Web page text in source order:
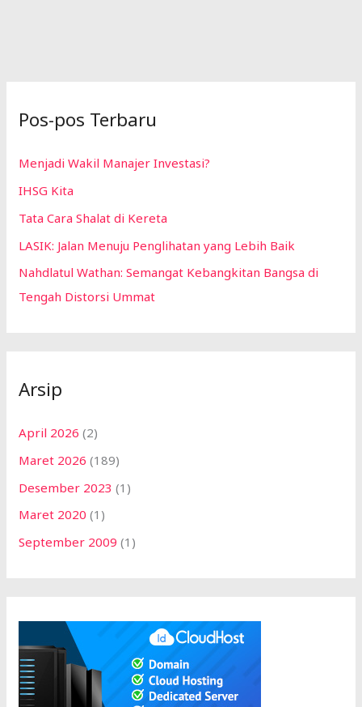
Pos-pos Terbaru
Menjadi Wakil Manajer Investasi?
IHSG Kita
Tata Cara Shalat di Kereta
LASIK: Jalan Menuju Penglihatan yang Lebih Baik
Nahdlatul Wathan: Semangat Kebangkitan Bangsa di
Tengah Distorsi Ummat
Arsip
April 2026 (2)
Maret 2026 (189)
Desember 2023 (1)
Maret 2020 (1)
September 2009 (1)